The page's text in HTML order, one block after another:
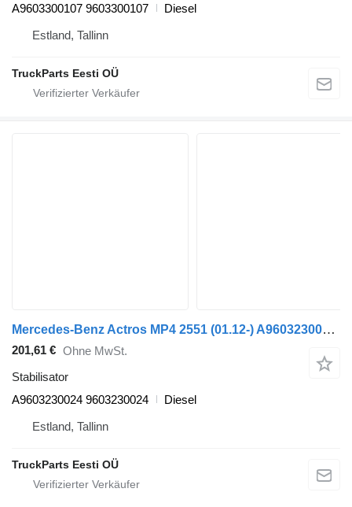
A9603300107 9603300107
Diesel
Estland, Tallinn
TruckParts Eesti OÜ
Mercedes-Benz Actros MP4 2551 (01.12-) A9603230024 Stabilisator für Mercedes-Benz Actros MP4 Antos Arocs (2012-) Sattelzugmaschine
201,61 € Ohne MwSt.
Stabilisator
A9603230024 9603230024
Diesel
Estland, Tallinn
TruckParts Eesti OÜ